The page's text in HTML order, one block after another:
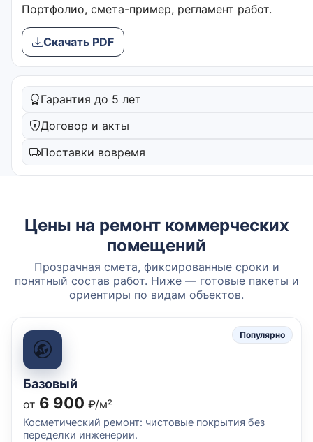
Портфолио, смета-пример, регламент работ.
Скачать PDF
Гарантия до 5 лет
Договор и акты
Поставки вовремя
Цены на ремонт коммерческих
помещений
Прозрачная смета, фиксированные сроки и
понятный состав работ. Ниже — готовые пакеты и
ориентиры по видам объектов.
Популярно
Базовый
от 6 900 ₽/м²
Косметический ремонт: чистовые покрытия без
переделки инженерии.